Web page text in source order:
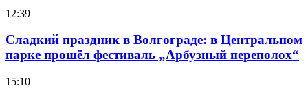
12:39
Сладкий праздник в Волгограде: в Центральном
парке прошёл фестиваль „Арбузный переполох“
15:10